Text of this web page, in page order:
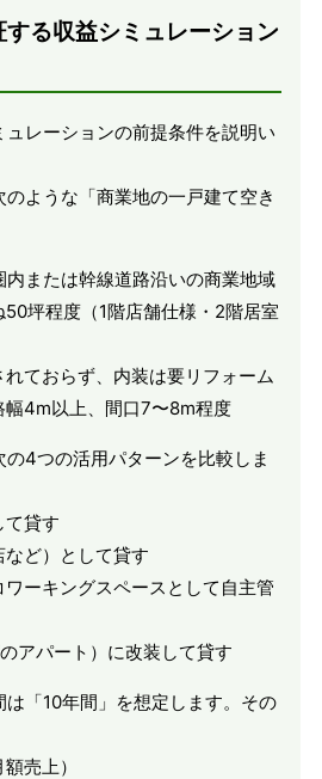
る収益シミュレーション
レーションの前提条件を説明い
ような「商業地の一戸建て空き
または幹線道路沿いの商業地域
坪程度（1階店舗仕様・2階居室
ておらず、内装は要リフォーム
4m以上、間口7〜8m程度
の4つの活用パターンを比較しま
貸す
ど）として貸す
ーキングスペースとして自主管
アパート）に改装して貸す
「10年間」を想定します。その
売上）